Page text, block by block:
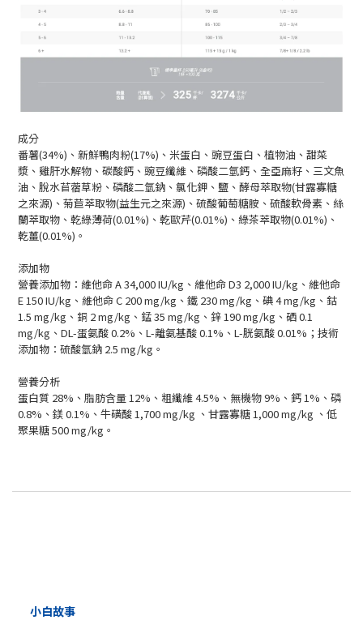
成分
番薯(34%)、新鮮鴨肉粉(17%)、米蛋白、豌豆蛋白、植物油、甜菜
漿、雞肝水解物、碳酸鈣、豌豆纖維、磷酸二氫鈣、全亞麻籽、三文魚
油、脫水苜蓿草粉、磷酸二氫鈉、氯化鉀、鹽、酵母萃取物(甘露寡糖
之來源)、菊苣萃取物(益生元之來源)、硫酸葡萄糖胺、硫酸軟骨素、絲
蘭萃取物、乾綠薄荷(0.01%)、乾歐芹(0.01%)、綠茶萃取物(0.01%)、
乾薑(0.01%)。
添加物
營養添加物：維他命 A 34,000 IU/kg、維他命 D3 2,000 IU/kg、維他命
E 150 IU/kg、維他命 C 200 mg/kg、鐵 230 mg/kg、碘 4 mg/kg、鈷
1.5 mg/kg、銅 2 mg/kg、錳 35 mg/kg、鋅 190 mg/kg、硒 0.1
mg/kg、DL-蛋氨酸 0.2%、L-離氨基酸 0.1%、L-胱氨酸 0.01%；技術
添加物：硫酸氫鈉 2.5 mg/kg。
營養分析
蛋白質 28%、脂肪含量 12%、粗纖維 4.5%、無機物 9%、鈣 1%、磷
0.8%、鎂 0.1%、牛磺酸 1,700 mg/kg 、甘露寡糖 1,000 mg/kg 、低
聚果糖 500 mg/kg。
小白故事